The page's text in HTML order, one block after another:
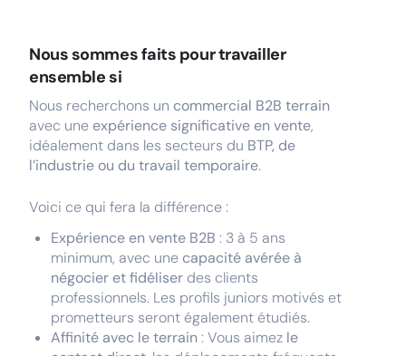
Nous sommes faits pour travailler
ensemble si
Nous recherchons un commercial B2B terrain
avec une expérience significative en vente,
idéalement dans les secteurs du BTP, de
l’industrie ou du travail temporaire.
Voici ce qui fera la différence :
Expérience en vente B2B : 3 à 5 ans
minimum, avec une capacité avérée à
négocier et fidéliser des clients
professionnels. Les profils juniors motivés et
prometteurs seront également étudiés.
Affinité avec le terrain: Vous aimez le